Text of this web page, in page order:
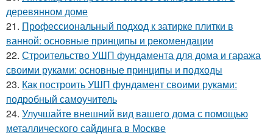
деревянном доме
21. Профессиональный подход к затирке плитки в
ванной: основные принципы и рекомендации
22. Строительство УШП фундамента для дома и гаража
своими руками: основные принципы и подходы
23. Как построить УШП фундамент своими руками:
подробный самоучитель
24. Улучшайте внешний вид вашего дома с помощью
металлического сайдинга в Москве